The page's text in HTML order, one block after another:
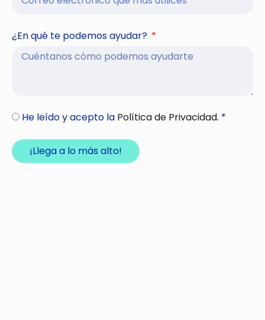
¿En qué te podemos ayudar?
He leído y acepto la Política de Privacidad. *
¡Llega a lo más alto!